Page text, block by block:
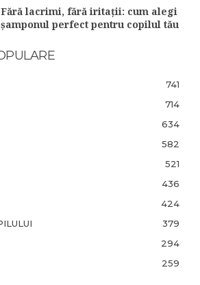
Fără lacrimi, fără iritații: cum alegi
șamponul perfect pentru copilul tău
741
714
634
582
521
436
424
379
294
259